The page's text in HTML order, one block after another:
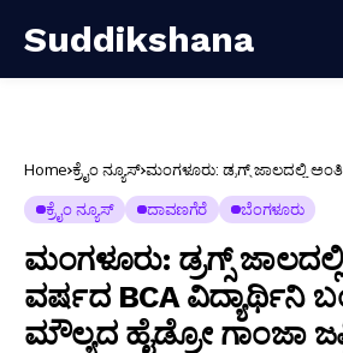
Suddikshana
Home ಕ್ರೈಂ ನ್ಯೂಸ್ ಮಂಗಳೂರು: ಡ್ರಗ್ಸ್ ಜಾಲದಲ್ಲಿ
ಕ್ರೈಂ ನ್ಯೂಸ್ ದಾವಣಗೆರೆ ಬೆಂಗಳೂರು
ಮಂಗಳೂರು: ಡ್ರಗ್ಸ್
ವರ್ಷದ BCA ವಿದ್ಯಾರ್ಥಿನಿ
ಮೌಲ್ಯದ ಹೈಡ್ರೋ ಗಾಂಜಾ